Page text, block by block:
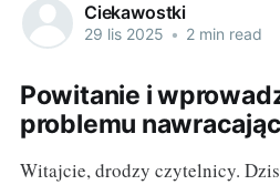
Ciekawostki
29 lis 2025 • 2 min read
Powitanie i
problemu
Witajcie, drodzy czytelnicy.